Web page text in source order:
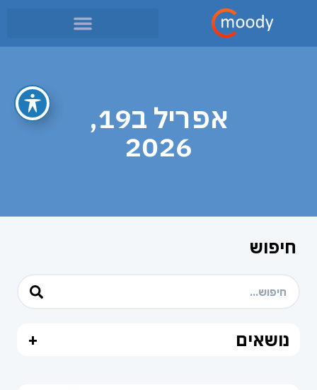
אפריל ב19,
2026
חיפוש
נושאים +